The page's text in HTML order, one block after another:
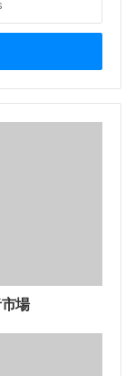
とが少なく、シ
料の加工や微
場